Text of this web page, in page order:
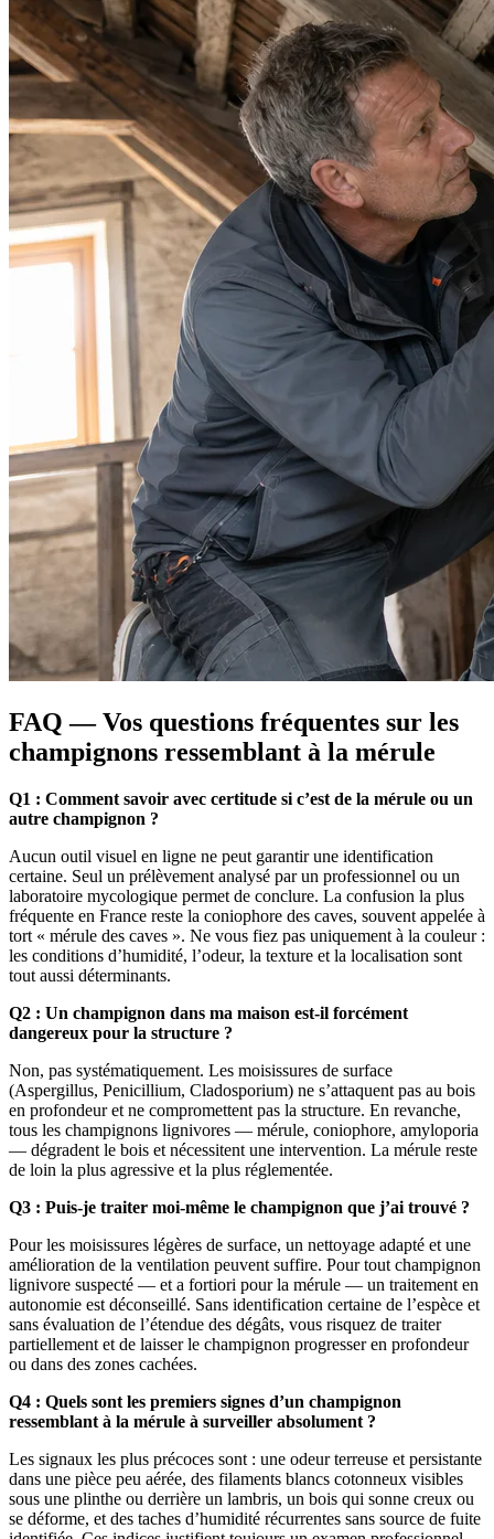
FAQ — Vos questions fréquentes sur les
champignons ressemblant à la mérule
Q1 : Comment savoir avec certitude si c’est de la mérule ou un
autre champignon ?
Aucun outil visuel en ligne ne peut garantir une identification
certaine. Seul un prélèvement analysé par un professionnel ou un
laboratoire mycologique permet de conclure. La confusion la plus
fréquente en France reste la coniophore des caves, souvent appelée à
tort « mérule des caves ». Ne vous fiez pas uniquement à la couleur :
les conditions d’humidité, l’odeur, la texture et la localisation sont
tout aussi déterminants.
Q2 : Un champignon dans ma maison est-il forcément
dangereux pour la structure ?
Non, pas systématiquement. Les moisissures de surface
(Aspergillus, Penicillium, Cladosporium) ne s’attaquent pas au bois
en profondeur et ne compromettent pas la structure. En revanche,
tous les champignons lignivores — mérule, coniophore, amyloporia
— dégradent le bois et nécessitent une intervention. La mérule reste
de loin la plus agressive et la plus réglementée.
Q3 : Puis-je traiter moi-même le champignon que j’ai trouvé ?
Pour les moisissures légères de surface, un nettoyage adapté et une
amélioration de la ventilation peuvent suffire. Pour tout champignon
lignivore suspecté — et a fortiori pour la mérule — un traitement en
autonomie est déconseillé. Sans identification certaine de l’espèce et
sans évaluation de l’étendue des dégâts, vous risquez de traiter
partiellement et de laisser le champignon progresser en profondeur
ou dans des zones cachées.
Q4 : Quels sont les premiers signes d’un champignon
ressemblant à la mérule à surveiller absolument ?
Les signaux les plus précoces sont : une odeur terreuse et persistante
dans une pièce peu aérée, des filaments blancs cotonneux visibles
sous une plinthe ou derrière un lambris, un bois qui sonne creux ou
se déforme, et des taches d’humidité récurrentes sans source de fuite